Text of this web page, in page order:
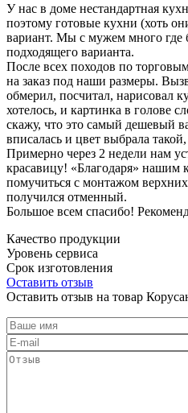
У нас в доме нестандартная
поэтому готовые кухни (хоть
вариант. Мы с мужем много
подходящего варианта.
После всех походов по
на заказ под наши размеры.
обмерил, посчитал, нарисовал
хотелось, и картинка в голове
скажу, что это самый дешевый
вписалась и цвет выбрала
Примерно через 2 недели нам
красавицу! «Благодаря»
помучиться с монтажом
получился отменный.
Большое всем спасибо!
Качество продукции
Уровень сервиса
Срок изготовления
Оставить отзыв
Оставить отзыв на товар